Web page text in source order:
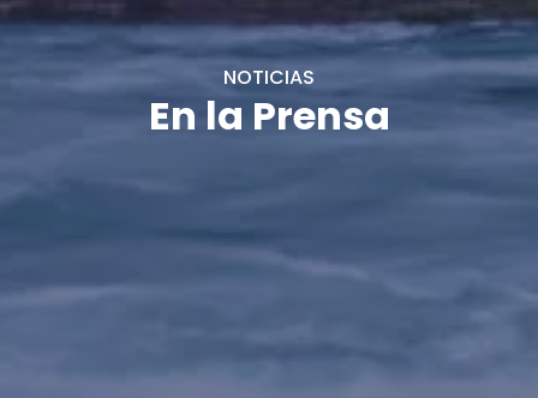
NOTICIAS
En la Prensa